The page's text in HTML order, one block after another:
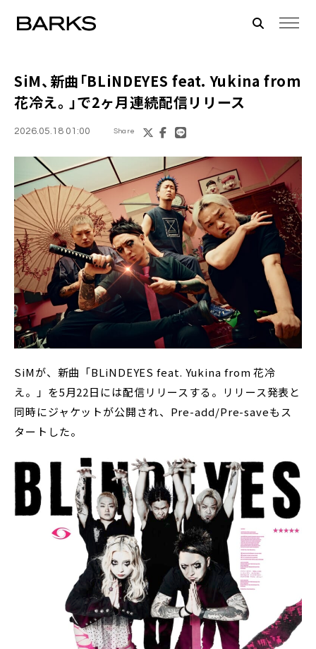
SiM、新曲「BLiNDEYES feat. Yukina from
花冷え。」で2ヶ月連続配信リリース
2026.05.18 01:00 Share
SiMが、新曲「BLiNDEYES feat. Yukina from 花冷
え。」を5月22日には配信リリースする。リリース発表と
同時にジャケットが公開され、Pre-add/Pre-saveもス
タートした。